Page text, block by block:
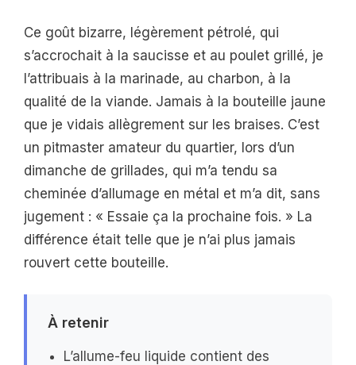
Ce goût bizarre, légèrement pétrolé, qui
s’accrochait à la saucisse et au poulet grillé, je
l’attribuais à la marinade, au charbon, à la
qualité de la viande. Jamais à la bouteille jaune
que je vidais allègrement sur les braises. C’est
un pitmaster amateur du quartier, lors d’un
dimanche de grillades, qui m’a tendu sa
cheminée d’allumage en métal et m’a dit, sans
jugement : « Essaie ça la prochaine fois. » La
différence était telle que je n’ai plus jamais
rouvert cette bouteille.
À retenir
L’allume-feu liquide contient des